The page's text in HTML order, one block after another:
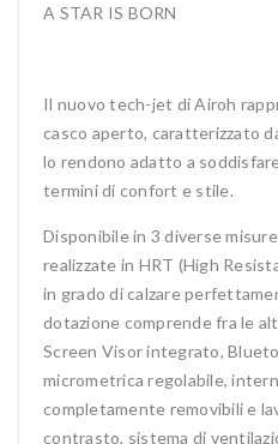
A STAR IS BORN
Il nuovo tech-jet di Airoh
casco aperto, caratterizzato
lo rendono adatto a
termini di confort e stile.
Disponibile in 3 diverse
realizzate in HRT (High
in grado di calzare
dotazione comprende fra le
Screen Visor integrato,
micrometrica regolabile,
completamente removibili e
contrasto, sistema di